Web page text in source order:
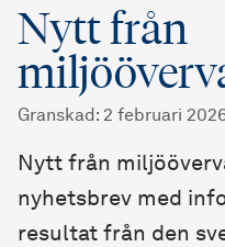
Nytt från
Granskad : 2 februari
Nytt från
nyhetsbrev med
resultat från den